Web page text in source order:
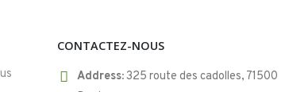
CONTACTEZ-NOUS
Address:325 route des cadolles, 71500